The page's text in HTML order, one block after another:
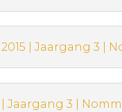
| Jaargang 3 |
| Jaargang 3 |